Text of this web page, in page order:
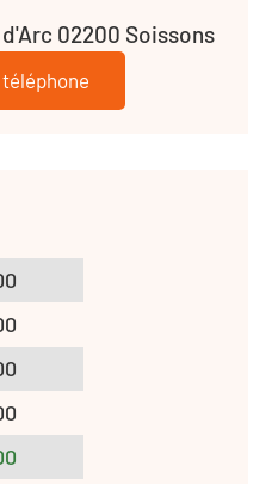
02200 Soissons